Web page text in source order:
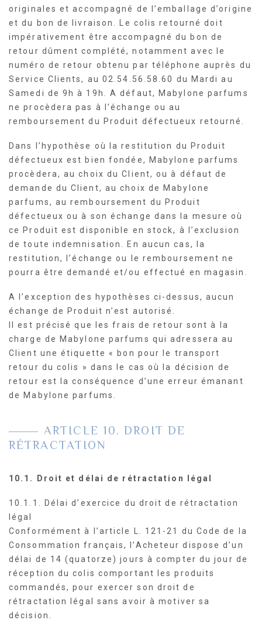
originales et accompagné de l’emballage d’origine
et du bon de livraison. Le colis retourné doit
impérativement être accompagné du bon de
retour dûment complété, notamment avec le
numéro de retour obtenu par téléphone auprès du
Service Clients, au 02.54.56.58.60 du Mardi au
Samedi de 9h à 19h. A défaut, Mabylone parfums
ne procèdera pas à l’échange ou au
remboursement du Produit défectueux retourné.
Dans l’hypothèse où la restitution du Produit
défectueux est bien fondée, Mabylone parfums
procèdera, au choix du Client, ou à défaut de
demande du Client, au choix de Mabylone
parfums, au remboursement du Produit
défectueux ou à son échange dans la mesure où
ce Produit est disponible en stock, à l’exclusion
de toute indemnisation. En aucun cas, la
restitution, l’échange ou le remboursement ne
pourra être demandé et/ou effectué en magasin.
A l’exception des hypothèses ci-dessus, aucun
échange de Produit n’est autorisé.
Il est précisé que les frais de retour sont à la
charge de Mabylone parfums qui adressera au
Client une étiquette « bon pour le transport
retour du colis » dans le cas où la décision de
retour est la conséquence d’une erreur émanant
de Mabylone parfums.
ARTICLE 10. DROIT DE
RÉTRACTATION
10.1. Droit et délai de rétractation légal
10.1.1. Délai d’exercice du droit de rétractation
légal
Conformément à l’article L. 121-21 du Code de la
Consommation français, l’Acheteur dispose d’un
délai de 14 (quatorze) jours à compter du jour de
réception du colis comportant les produits
commandés, pour exercer son droit de
rétractation légal sans avoir à motiver sa
décision.